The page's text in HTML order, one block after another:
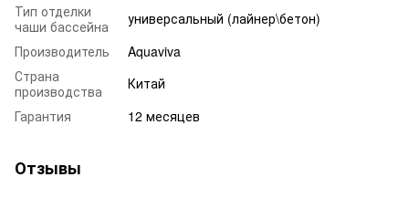
Тип отделки
чаши бассейна
универсальный (лайнер\бетон)
Производитель
Aquaviva
Страна
производства
Китай
Гарантия
12 месяцев
Отзывы